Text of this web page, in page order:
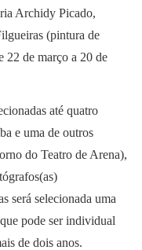
Archidy Picado,
(pintura de
22 de março a 20 de
até quatro
e uma de outros
do Teatro de Arena),
será selecionada uma
pode ser individual
de dois anos.